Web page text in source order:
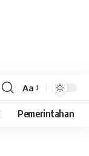
Aa
Pemerintahan